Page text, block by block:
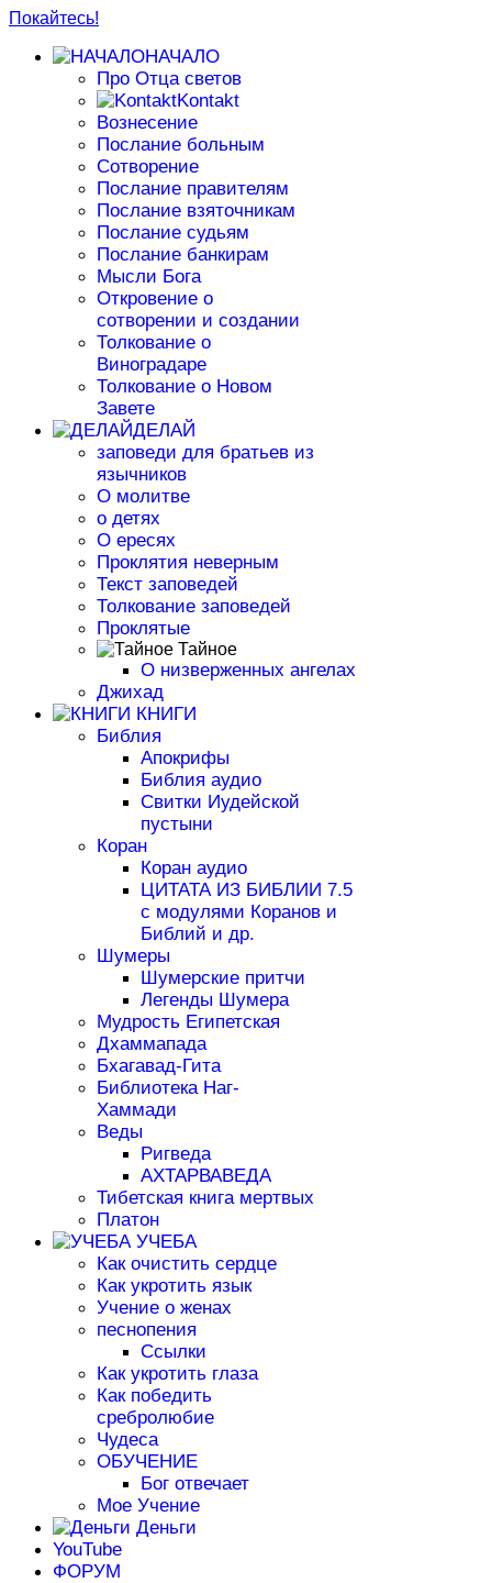
Покайтесь!
НАЧАЛО
Про Отца светов
Kontakt
Вознесение
Послание больным
Сотворение
Послание правителям
Послание взяточникам
Послание судьям
Послание банкирам
Мысли Бога
Откровение о
сотворении и создании
Толкование о
Виноградаре
Толкование о Новом
Завете
ДЕЛАЙ
заповеди для братьев из
язычников
О молитве
о детях
О ересях
Проклятия неверным
Текст заповедей
Толкование заповедей
Проклятые
Тайное
О низверженных ангелах
Джихад
КНИГИ
Библия
Апокрифы
Библия аудио
Свитки Иудейской
пустыни
Коран
Коран аудио
ЦИТАТА ИЗ БИБЛИИ 7.5
с модулями Коранов и
Библий и др.
Шумеры
Шумерские притчи
Легенды Шумера
Мудрость Египетская
Дхаммапада
Бхагавад-Гита
Библиотека Наг-
Хаммади
Веды
Ригведа
АХТАРВАВЕДА
Тибетская книга мертвых
Платон
УЧЕБА
Как очистить сердце
Как укротить язык
Учение о женах
песнопения
Ссылки
Как укротить глаза
Как победить
сребролюбие
Чудеса
ОБУЧЕНИЕ
Бог отвечает
Мое Учение
Деньги
YouTube
ФОРУМ